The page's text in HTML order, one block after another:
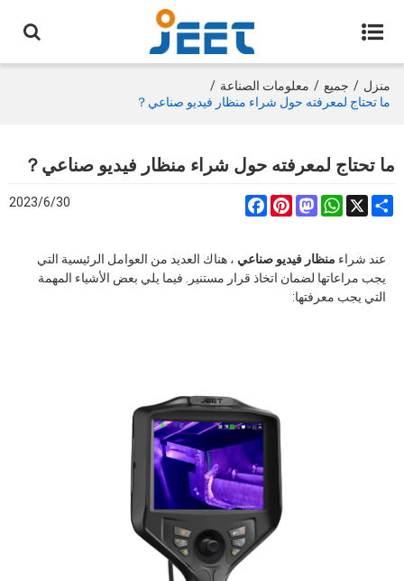
منزل / جميع / معلومات الصناعة /
ما تحتاج لمعرفته حول شراء منظار فيديو صناعي？
ما تحتاج لمعرفته حول شراء منظار فيديو صناعي？
Share
FacebookPinterest
Mastodon
WhatsApp X
2023/6/30
عند شراء منظار فيديو صناعي ، هناك العديد من العوامل الرئيسية التي
يجب مراعاتها لضمان اتخاذ قرار مستنير. فيما يلي بعض الأشياء المهمة
التي يجب معرفتها: